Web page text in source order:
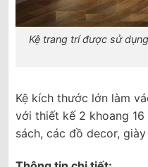
Kệ trang trí được sử
Kệ kích thước lớn làm
với thiết kế 2 khoang
sách, các đồ decor,